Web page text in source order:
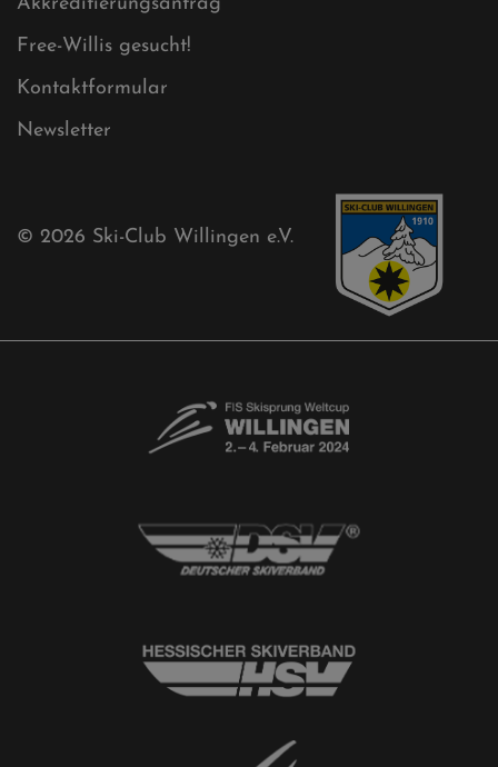
Sponsoren
Aktuelles
Akkreditierungsantrag
Free-Willis gesucht!
Newsletter